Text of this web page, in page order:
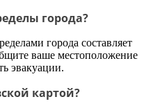
города?
города составляет
ваше местоположение
эвакуации.
картой?